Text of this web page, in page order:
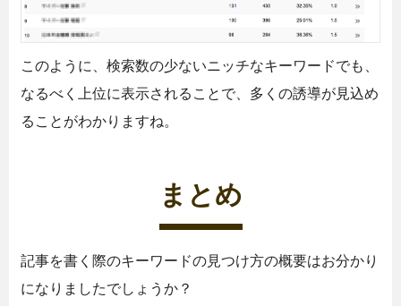
このように、検索数の少ないニッチなキーワードでも、
なるべく上位に表示されることで、多くの誘導が見込め
ることがわかりますね。
まとめ
記事を書く際のキーワードの見つけ方の概要はお分かり
になりましたでしょうか？